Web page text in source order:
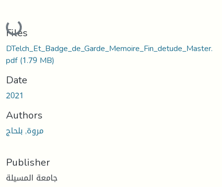
Loading...
Files
DTelch_Et_Badge_de_Garde_Memoire_Fin_detude_Master.
pdf(1.79 MB)
Date
2021
Authors
مروة, بلحاج
Publisher
جامعة المسيلة